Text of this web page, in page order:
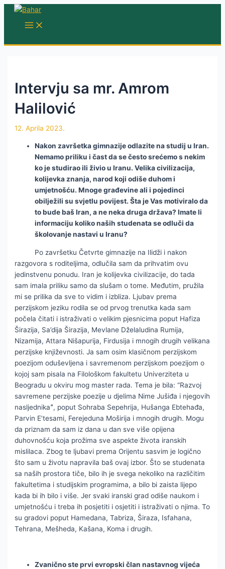
Skip
MAIN
MENU
Intervju sa mr. Amrom
Halilović
12. Aprila 2023.
Nakon završetka gimnazije odlazite na studij u Iran.
Nemamo priliku i čast da se često srećemo s nekim
ko je studirao ili živio u Iranu. Velika civilizacija,
kolijevka znanja, narod koji odiše duhom i
umjetnošću. Mnoge građevine ali i pojedinci
obilježili su svjetlu povijest. Šta je Vas motiviralo da
to bude baš Iran, a ne neka druga država? Imate li
informaciju koliko naših studenata se odluči da
školovanje nastavi u Iranu?
Po završetku Četvrte gimnazije na Ilidži i nakon
razgovora s roditeljima, odlučila sam da prihvatim ovu
jedinstvenu ponudu. Iran je kolijevka civilizacije, do tada
sam imala priliku samo da slušam o tome. Međutim, pružila
mi se prilika da sve to vidim i izbliza. Ljubav prema
perzijskom jeziku rodila se od prvog trenutka kada sam
počela čitati i istraživati o velikim pjesnicima poput Hafiza
Širazija, Sa’dija Širazija, Mevlane Dželaludina Rumija,
Nizamija, Attara Nišapurija, Firdusija i mnogih drugih velikana
perzijske književnosti. Ja sam osim klasičnom perzijskom
poezijom oduševljena i savremenom perzijskom poezijom o
kojoj sam pisala na Filološkom fakultetu Univerziteta u
Beogradu u okviru mog master rada. Tema je bila: “Razvoj
savremene perzijske poezije u djelima Nime Jušiđa i njegovih
nasljednikaˮ, poput Sohraba Sepehrija, Hušanga Ebtehađa,
Parvin E’tesami, Ferejeduna Moširija i mnogih drugih. Mogu
da priznam da sam iz dana u dan sve više opijena
duhovnošću koja prožima sve aspekte života iranskih
mislilaca. Zbog te ljubavi prema Orijentu sasvim je logično
što sam u životu napravila baš ovaj izbor. Što se studenata
sa naših prostora tiče, bilo ih je svega nekoliko na različitim
fakultetima i studijskim programima, a bilo bi zaista lijepo
kada bi ih bilo i više. Jer svaki iranski grad odiše naukom i
umjetnošću i treba ih posjetiti i osjetiti i istraživati o njima. To
su gradovi poput Hamedana, Tabriza, Širaza, Isfahana,
Tehrana, Mešheda, Kašana, Koma i drugih.
Zvanično ste prvi evropski član nastavnog vijeća